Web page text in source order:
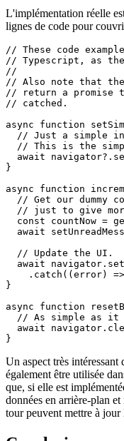
Comment ça
L'implémentation réelle
lignes de code pour
// These code
// Typescript, as
//
// Also note that the
// return a promise
// catched.
async function
// This is the
await
async function
// Get our dummy
// just to give
const countNow =
await
await
.catch((error)
// As simple as it
await
Un aspect très
également être utilisée